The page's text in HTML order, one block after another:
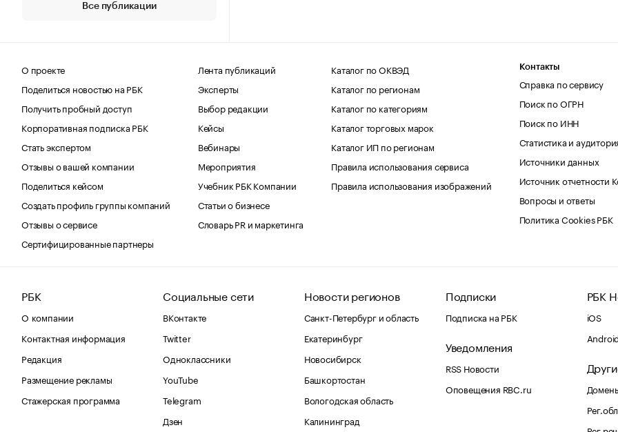
Все публикации
О проекте
Поделиться новостью на РБК
Получить пробный доступ
Корпоративная подписка РБК
Стать экспертом
Отзывы о вашей компании
Поделиться кейсом
Создать профиль группы компаний
Отзывы о сервисе
Сертифицированные партнеры
Лента публикаций
Эксперты
Выбор редакции
Кейсы
Вебинары
Мероприятия
Учебник РБК Компании
Статьи о бизнесе
Словарь PR и маркетинга
Каталог по ОКВЭД
Каталог по регионам
Каталог по категориям
Каталог торговых марок
Каталог ИП по регионам
Правила использования сервиса
Правила использования изображений
Контакты
Справка по сервису
Поиск по ОГРН
Поиск по ИНН
Статистика и
Источники данных
Источник отчетности
Вопросы и ответы
Политика Cookies РБК
РБК
О компании
Контактная информация
Редакция
Размещение рекламы
Стажерская программа
Социальные сети
ВКонтакте
Twitter
Одноклассники
YouTube
Telegram
Дзен
Новости регионов
Санкт-Петербург и область
Екатеринбург
Новосибирск
Башкортостан
Вологодская область
Калининград
Подписки
Подписка на РБК
Уведомления
RSS Новости
Оповещения RBC.ru
РБК
iOS